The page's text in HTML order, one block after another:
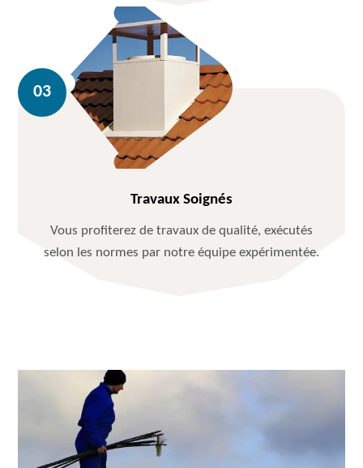
Travaux Soignés
Vous profiterez de travaux de qualité, exécutés
selon les normes par notre équipe expérimentée.